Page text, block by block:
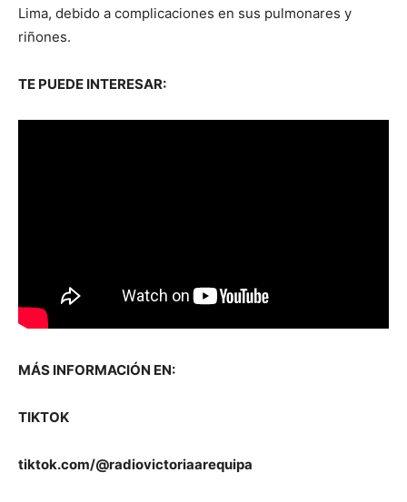
Lima, debido a complicaciones en sus pulmonares y
riñones.
TE PUEDE INTERESAR:
MÁS INFORMACIÓN EN:
TIKTOK
tiktok.com/@radiovictoriaarequipa